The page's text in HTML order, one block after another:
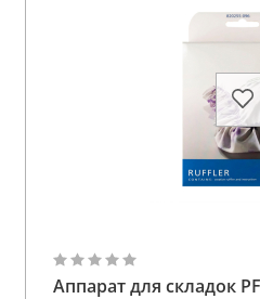
Аппарат для складок